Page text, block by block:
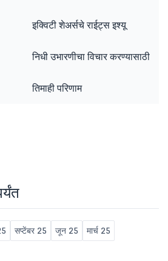
इक्विटी शेअर्सचे राईट्स इश्यू
निधी उभारणीचा विचार करण्यासाठी
तिमाही परिणाम
सप्टेंबर 25 जून 25 मार्च 25